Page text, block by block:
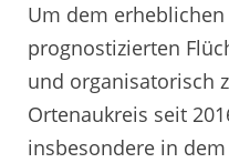
Um dem
prognostizierten
und organisatorisch
Ortenaukreis seit
insbesondere in